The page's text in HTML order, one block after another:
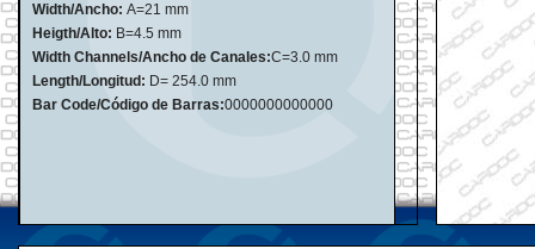
Width/Ancho: A=21 mm
Heigth/Alto: B=4.5 mm
Width Channels/Ancho de Canales:C=3.0 mm
Length/Longitud: D= 254.0 mm
Bar Code/Código de Barras:0000000000000